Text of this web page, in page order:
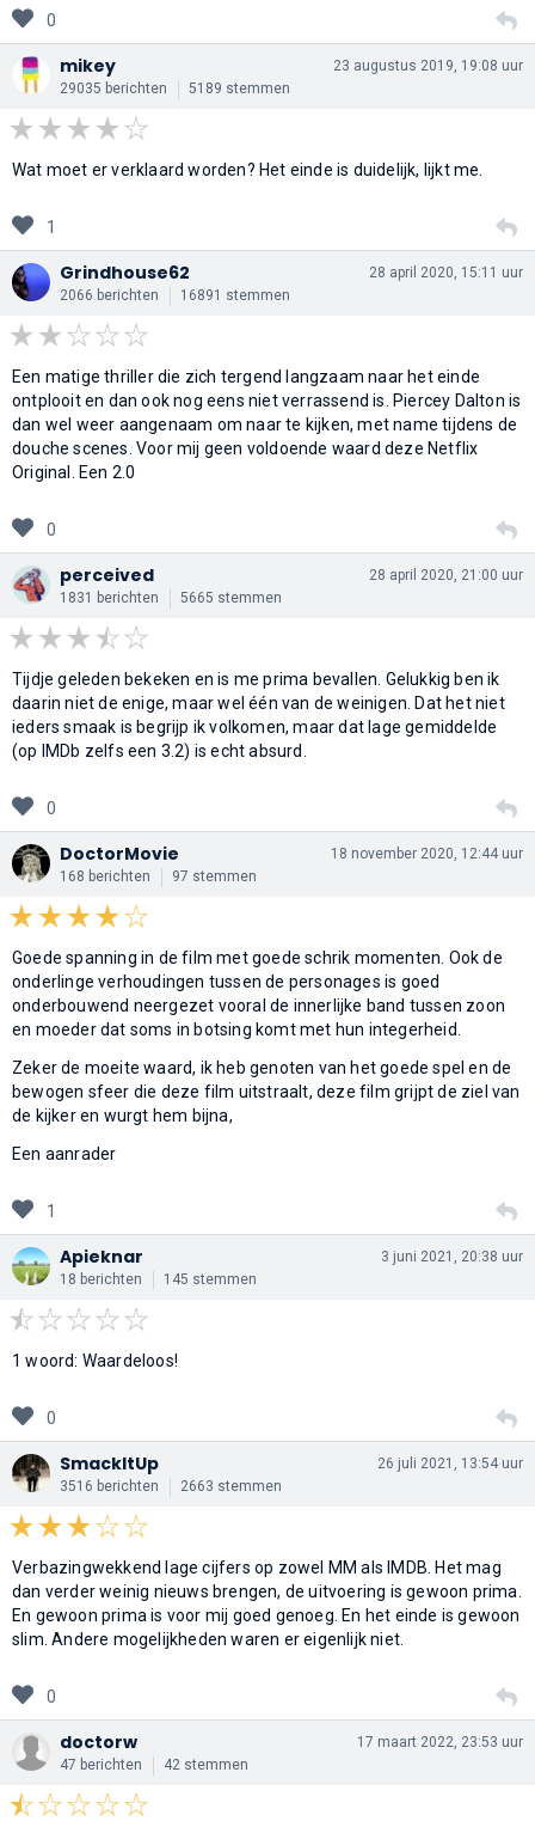
0
mikey
29035 berichten 5189 stemmen
23 augustus 2019, 19:08 uur
Wat moet er verklaard worden? Het einde is duidelijk, lijkt me.
1
Grindhouse62
2066 berichten 16891 stemmen
28 april 2020, 15:11 uur
Een matige thriller die zich tergend langzaam naar het einde
ontplooit en dan ook nog eens niet verrassend is. Piercey Dalton is
dan wel weer aangenaam om naar te kijken, met name tijdens de
douche scenes. Voor mij geen voldoende waard deze Netflix
Original. Een 2.0
0
perceived
1831 berichten 5665 stemmen
28 april 2020, 21:00 uur
Tijdje geleden bekeken en is me prima bevallen. Gelukkig ben ik
daarin niet de enige, maar wel één van de weinigen. Dat het niet
ieders smaak is begrijp ik volkomen, maar dat lage gemiddelde
(op IMDb zelfs een 3.2) is echt absurd.
0
DoctorMovie
168 berichten 97 stemmen
18 november 2020, 12:44 uur
Goede spanning in de film met goede schrik momenten. Ook de
onderlinge verhoudingen tussen de personages is goed
onderbouwend neergezet vooral de innerlijke band tussen zoon
en moeder dat soms in botsing komt met hun integerheid.
Zeker de moeite waard, ik heb genoten van het goede spel en de
bewogen sfeer die deze film uitstraalt, deze film grijpt de ziel van
de kijker en wurgt hem bijna,
Een aanrader
1
Apieknar
18 berichten 145 stemmen
3 juni 2021, 20:38 uur
1 woord: Waardeloos!
0
SmackItUp
3516 berichten 2663 stemmen
26 juli 2021, 13:54 uur
Verbazingwekkend lage cijfers op zowel MM als IMDB. Het mag
dan verder weinig nieuws brengen, de uitvoering is gewoon prima.
En gewoon prima is voor mij goed genoeg. En het einde is gewoon
slim. Andere mogelijkheden waren er eigenlijk niet.
0
doctorw
47 berichten 42 stemmen
17 maart 2022, 23:53 uur